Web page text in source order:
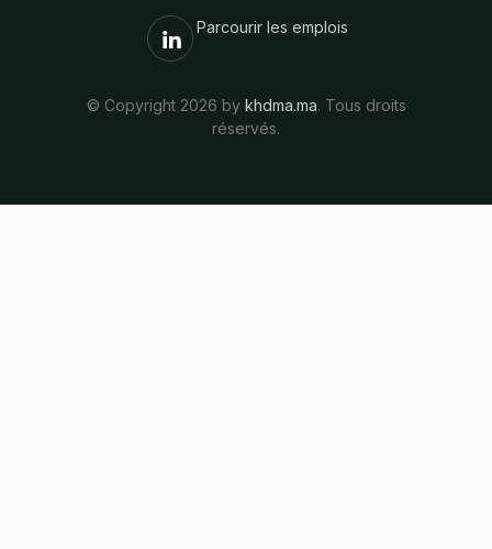
Parcourir les emplois
© Copyright 2026 by khdma.ma. Tous droits
réservés.